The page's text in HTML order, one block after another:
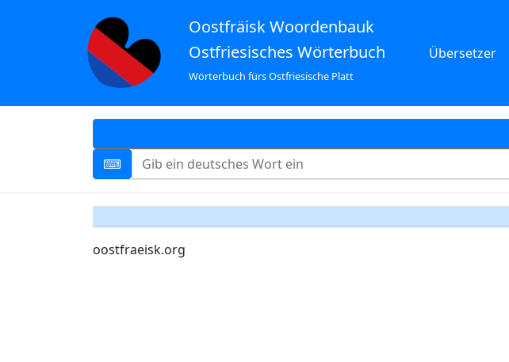
Oostfräisk Woordenbauk
Ostfriesisches Wörterbuch
Wörterbuch fürs Ostfriesische Platt
Übersetzer
oostfraeisk.org